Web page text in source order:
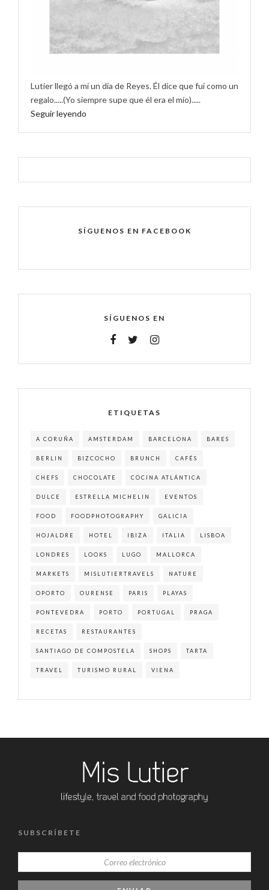
Lutier llegó a mí un día de Reyes. Él dice que fui como un
regalo.....(Yo siempre supe que él era el mío).....
Seguir leyendo
SÍGUENOS EN FACEBOOK
SÍGUENOS EN
ETIQUETAS
A CORUÑA AMSTERDAM BARCELONA BARES
BERLIN BIZCOCHO BRUNCH CAFÉS
CHEFS CHOCOLATE COCINA ATLÁNTICA
DULCE ESTRELLA MICHELIN EVENTOS
FOOD FOODPHOTOGRAPHY GALICIA
HOJALDRE HOTEL IBIZA ITALIA LISBOA
LONDRES LOOKS LUGO MALLORCA
MARKETS MISLUTIERTRAVELS NATURE
OPORTO OURENSE PARIS PLAYAS
PONTEVEDRA PORTO PORTUGAL PRAGA
RECETAS RESTAURANTES
SANTIAGO DE COMPOSTELA SHOPS TARTA
TRAVEL TURISMO RURAL VIENA
SUBSCRÍBETE